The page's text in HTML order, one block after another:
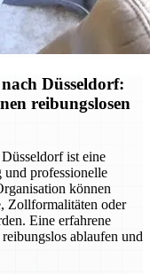
Düsseldorf:
reibungslosen
ist eine
professionelle
können
Zollformalitäten oder
Eine erfahrene
ablaufen und